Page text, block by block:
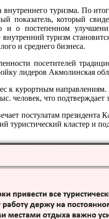
туризма. По
показатель, который
о постепенном
внутренний туризм
и среднего бизнеса.
посетителей
лидеров Акмолинская
к курортным
человек, что
постулатам
туристический кластер и